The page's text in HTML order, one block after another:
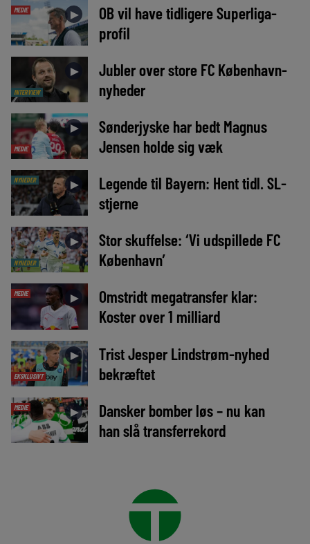
MEDIE ►
OB vil have tidligere Superliga-
profil
INTERVIEW
►
Jubler over store FC København-
nyheder
MEDIE
►
Sønderjyske har bedt Magnus
Jensen holde sig væk
NYHEDER ►
Legende til Bayern: Hent tidl. SL-
stjerne
NYHEDER
►
Stor skuffelse: ‘Vi udspillede FC
København’
MEDIE ►
Omstridt megatransfer klar:
Koster over 1 milliard
EKSKLUSIVT
►
Trist Jesper Lindstrøm-nyhed
bekræftet
MEDIE ►
Dansker bomber løs – nu kan
han slå transferrekord